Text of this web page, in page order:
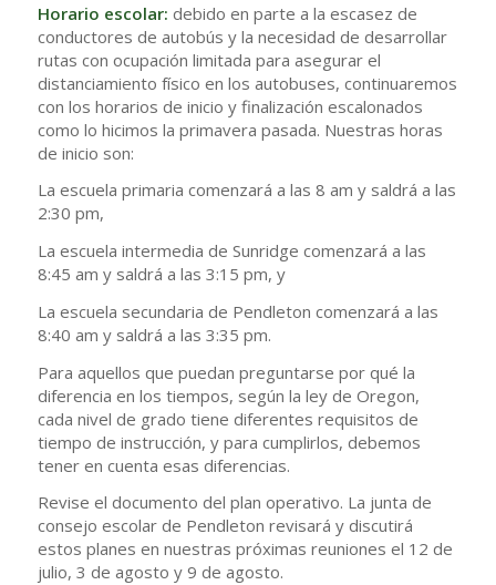
Horario escolar: debido en parte a la escasez de
conductores de autobús y la necesidad de desarrollar
rutas con ocupación limitada para asegurar el
distanciamiento físico en los autobuses, continuaremos
con los horarios de inicio y finalización escalonados
como lo hicimos la primavera pasada. Nuestras horas
de inicio son:
La escuela primaria comenzará a las 8 am y saldrá a las
2:30 pm,
La escuela intermedia de Sunridge comenzará a las
8:45 am y saldrá a las 3:15 pm, y
La escuela secundaria de Pendleton comenzará a las
8:40 am y saldrá a las 3:35 pm.
Para aquellos que puedan preguntarse por qué la
diferencia en los tiempos, según la ley de Oregon,
cada nivel de grado tiene diferentes requisitos de
tiempo de instrucción, y para cumplirlos, debemos
tener en cuenta esas diferencias.
Revise el documento del plan operativo. La junta de
consejo escolar de Pendleton revisará y discutirá
estos planes en nuestras próximas reuniones el 12 de
julio, 3 de agosto y 9 de agosto.